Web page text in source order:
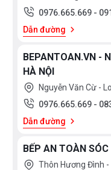
0976.665.669 -
Dẫn đường
BEPANTOAN.VN -
HÀ NỘI
Nguyễn Văn Cừ -
0976.665.669 -
Dẫn đường
BẾP AN TOÀN SÓC
Thôn Hương Đình -